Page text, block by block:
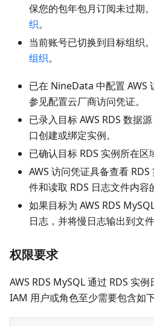
保您的包年包月订阅未过期
织。
当前账号已切换到目标组织
组织。
已在 NineData 中配置 AWS
参见配置云厂商访问凭证。
已录入目标 AWS RDS 数据
口创建或绑定实例。
已确认目标 RDS 实例所在区
AWS 访问凭证具备查看
件和读取 RDS 日志文件内容
如果目标为 AWS RDS
日志，并将慢日志输出到文件
权限要求
AWS RDS MySQL 通过 RDS 实
IAM 用户或角色至少需要包含如下